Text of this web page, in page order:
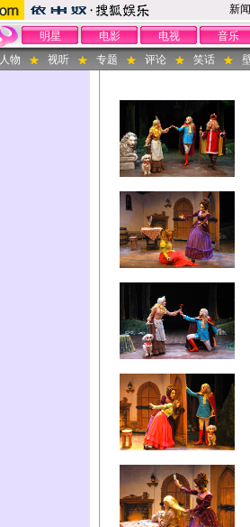
新闻
明星 电影 电视
音乐
人物
视听 专题 评论 笑话